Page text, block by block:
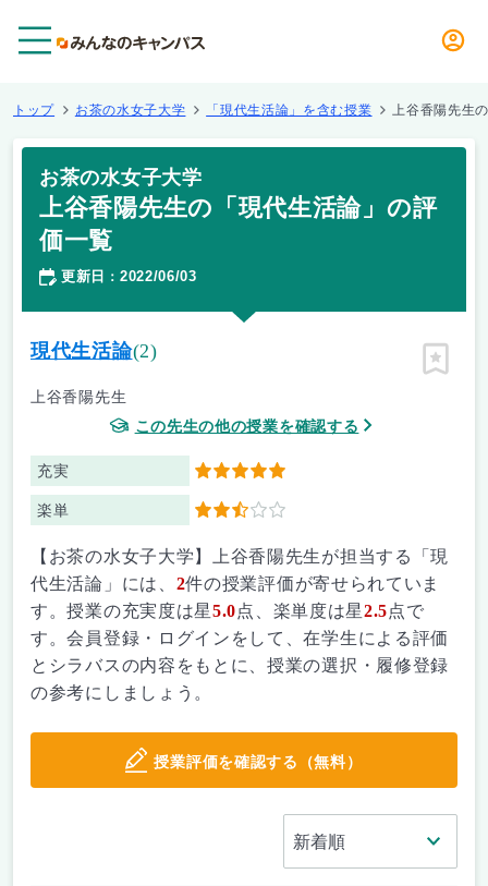
トップ お茶の水女子大学 「現代生活論」を含む授業 上谷香陽先生
お茶の水女子大学
上谷香陽先生の「現代生活論」の評
価一覧
更新日 ： 2022/06/03
現代生活論(2)
上谷香陽先生
この先生の他の授業を確認する
充実 5
楽単 2.5
ピン留
【お茶の水女子大学】上谷香陽先生が担当する「現
代生活論」には、 2件の授業評価が寄せられていま
す。授業の充実度は星5.0点、楽単度は星2.5点で
す。会員登録・ログインをして、在学生による評価
とシラバスの内容をもとに、授業の選択・履修登録
の参考にしましょう。
授業評価を確認する（無料）